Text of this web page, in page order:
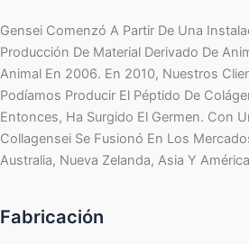
Gensei Comenzó A Partir De Una
Producción De Material Derivado De
Animal En 2006. En 2010, Nuestros
Podíamos Producir El Péptido De
Entonces, Ha Surgido El Germen. Con
Collagensei Se Fusionó En Los
Australia, Nueva Zelanda, Asia Y
Fabricación